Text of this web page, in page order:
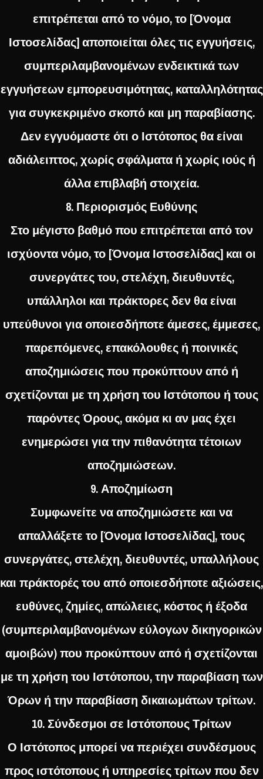
επιτρέπεται από το νόμο, το [Όνομα
Ιστοσελίδας] αποποιείται όλες τις εγγυήσεις,
συμπεριλαμβανομένων ενδεικτικά των
εγγυήσεων εμπορευσιμότητας, καταλληλότητας
για συγκεκριμένο σκοπό και μη παραβίασης.
Δεν εγγυόμαστε ότι ο Ιστότοπος θα είναι
αδιάλειπτος, χωρίς σφάλματα ή χωρίς ιούς ή
άλλα επιβλαβή στοιχεία.
8. Περιορισμός Ευθύνης
Στο μέγιστο βαθμό που επιτρέπεται από τον
ισχύοντα νόμο, το [Όνομα Ιστοσελίδας] και οι
συνεργάτες του, στελέχη, διευθυντές,
υπάλληλοι και πράκτορες δεν θα είναι
υπεύθυνοι για οποιεσδήποτε άμεσες, έμμεσες,
παρεπόμενες, επακόλουθες ή ποινικές
αποζημιώσεις που προκύπτουν από ή
σχετίζονται με τη χρήση του Ιστότοπου ή τους
παρόντες Όρους, ακόμα κι αν μας έχει
ενημερώσει για την πιθανότητα τέτοιων
αποζημιώσεων.
9. Αποζημίωση
Συμφωνείτε να αποζημιώσετε και να
απαλλάξετε το [Όνομα Ιστοσελίδας], τους
συνεργάτες, στελέχη, διευθυντές, υπαλλήλους
και πράκτορές του από οποιεσδήποτε αξιώσεις,
ευθύνες, ζημίες, απώλειες, κόστος ή έξοδα
(συμπεριλαμβανομένων εύλογων δικηγορικών
αμοιβών) που προκύπτουν από ή σχετίζονται
με τη χρήση του Ιστότοπου, την παραβίαση των
Όρων ή την παραβίαση δικαιωμάτων τρίτων.
10. Σύνδεσμοι σε Ιστότοπους Τρίτων
Ο Ιστότοπος μπορεί να περιέχει συνδέσμους
προς ιστότοπους ή υπηρεσίες τρίτων που δεν